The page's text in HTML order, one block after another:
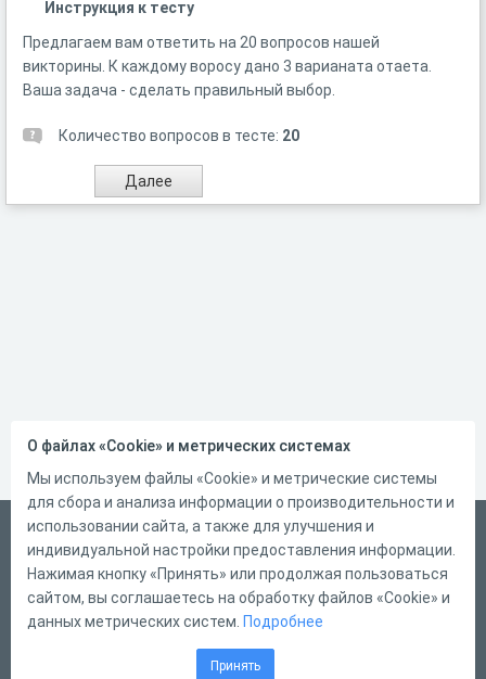
Инструкция к тесту
Предлагаем вам ответить на 20 вопросов нашей
викторины. К каждому воросу дано 3 варианата отаета.
Ваша задача - сделать правильный выбор.
Количество вопросов в тесте: 20
Русский
Справка
Форма обратной связи
О файлах «Cookie» и метрических системах
Мы используем файлы «Cookie» и метрические системы
для сбора и анализа информации о производительности и
использовании сайта, а также для улучшения и
индивидуальной настройки предоставления информации.
Нажимая кнопку «Принять» или продолжая пользоваться
сайтом, вы соглашаетесь на обработку файлов «Cookie» и
данных метрических систем. Подробнее
Принять